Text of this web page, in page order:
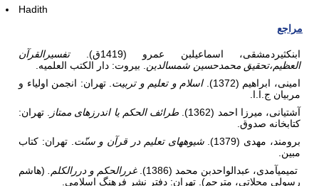
Hadith
مراجع
ابن­کثیردمشقی، اسماعیل­بن عمرو (1419ق).
تفسیرالقرآن
العظیم،تحقیق محمدحسین شمسالدین . بیروت: دار الکتب العلمیه.
امینی، ابراهیم (1372).
اسلام و تعلیم و تربیت . تهران: انجمن اولیاء و
مربیان ج.ا.ا.
آشتیانی، میرزا احمد (1362).
طرائف الحکم یا اندرزهای ممتاز
. تهران:
کتابخانه صدوق.
برومند، مهدی (1379).
شیوههای تعلیم در قرآن و سنّت . تهران: کتاب
مبین.
تمیمی­آمدی، عبدالواحدبن محمد (1386).
غررالحکم و دررالکلم
(هاشم
رسولی محلاتی، مترجم). تهران: دفتر نشر فرهنگ اسلامی.